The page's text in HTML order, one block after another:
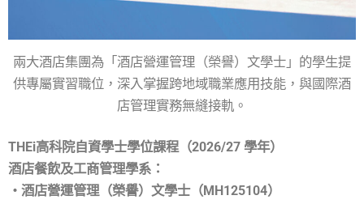
兩大酒店集團為「酒店營運管理（榮譽）文學士」的學生提
供專屬實習職位，深入掌握跨地域職業應用技能，與國際酒
店管理實務無縫接軌。
THEi高科院自資學士學位課程（2026/27 學年）
酒店餐飲及工商管理學系：
‧酒店營運管理（榮譽）文學士（MH125104）